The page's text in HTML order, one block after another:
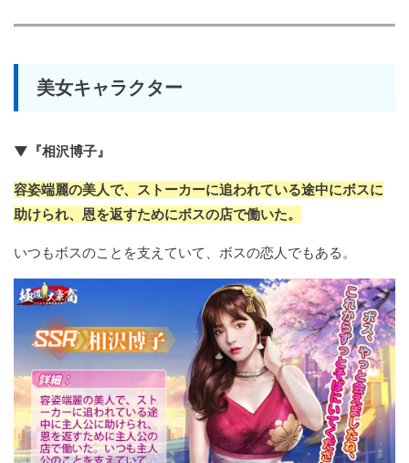
美女キャラクター
▼『相沢博子』
容姿端麗の美人で、ストーカーに追われている途中にボスに
助けられ、恩を返すためにボスの店で働いた。
いつもボスのことを支えていて、ボスの恋人でもある。